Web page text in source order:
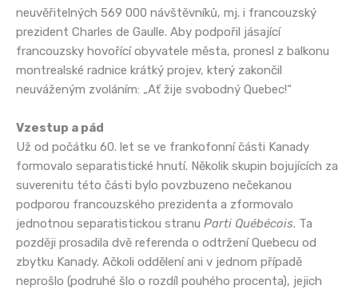
neuvěřitelných 569 000 návštěvníků, mj. i francouzský
prezident Charles de Gaulle. Aby podpořil jásající
francouzsky hovořící obyvatele města, pronesl z balkonu
montrealské radnice krátký projev, který zakončil
neuváženým zvoláním: „Ať žije svobodný Quebec!“
Vzestup a pád
Už od počátku 60. let se ve frankofonní části Kanady
formovalo separatistické hnutí. Několik skupin bojujících za
suverenitu této části bylo povzbuzeno nečekanou
podporou francouzského prezidenta a zformovalo
jednotnou separatistickou stranu Parti Québécois. Ta
později prosadila dvě referenda o odtržení Quebecu od
zbytku Kanady. Ačkoli oddělení ani v jednom případě
neprošlo (podruhé šlo o rozdíl pouhého procenta), jejich